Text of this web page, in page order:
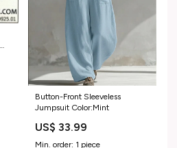
Button-Front Sleeveless
Jumpsuit Color:Mint
US$ 33.99
Min. order: 1 piece